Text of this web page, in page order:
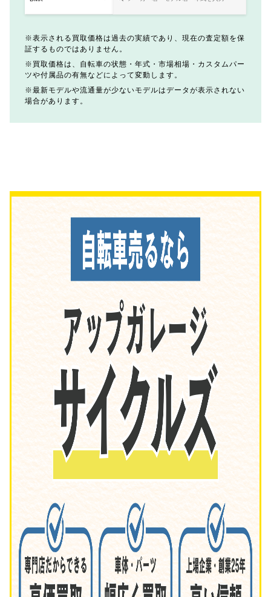
表示される買取価格は過去の実績であり、現在の査定額を保
証するものではありません。
買取価格は、自転車の状態・年式・市場相場・カスタムパー
ツや付属品の有無などによって変動します。
最新モデルや流通量が少ないモデルはデータが表示されない
場合があります。